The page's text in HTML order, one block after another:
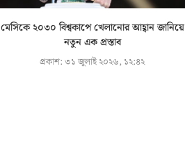
মেসিকে ২০৩০ বিশ্বকাপে খেলানোর আহ্বান জানিয়ে
নতুন এক প্রস্তাব
প্রকাশ:৩১ জুলাই ২০২৬, ১২:৪২